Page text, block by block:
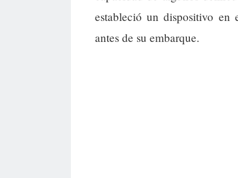
estableció un dispositivo en
antes de su embarque.